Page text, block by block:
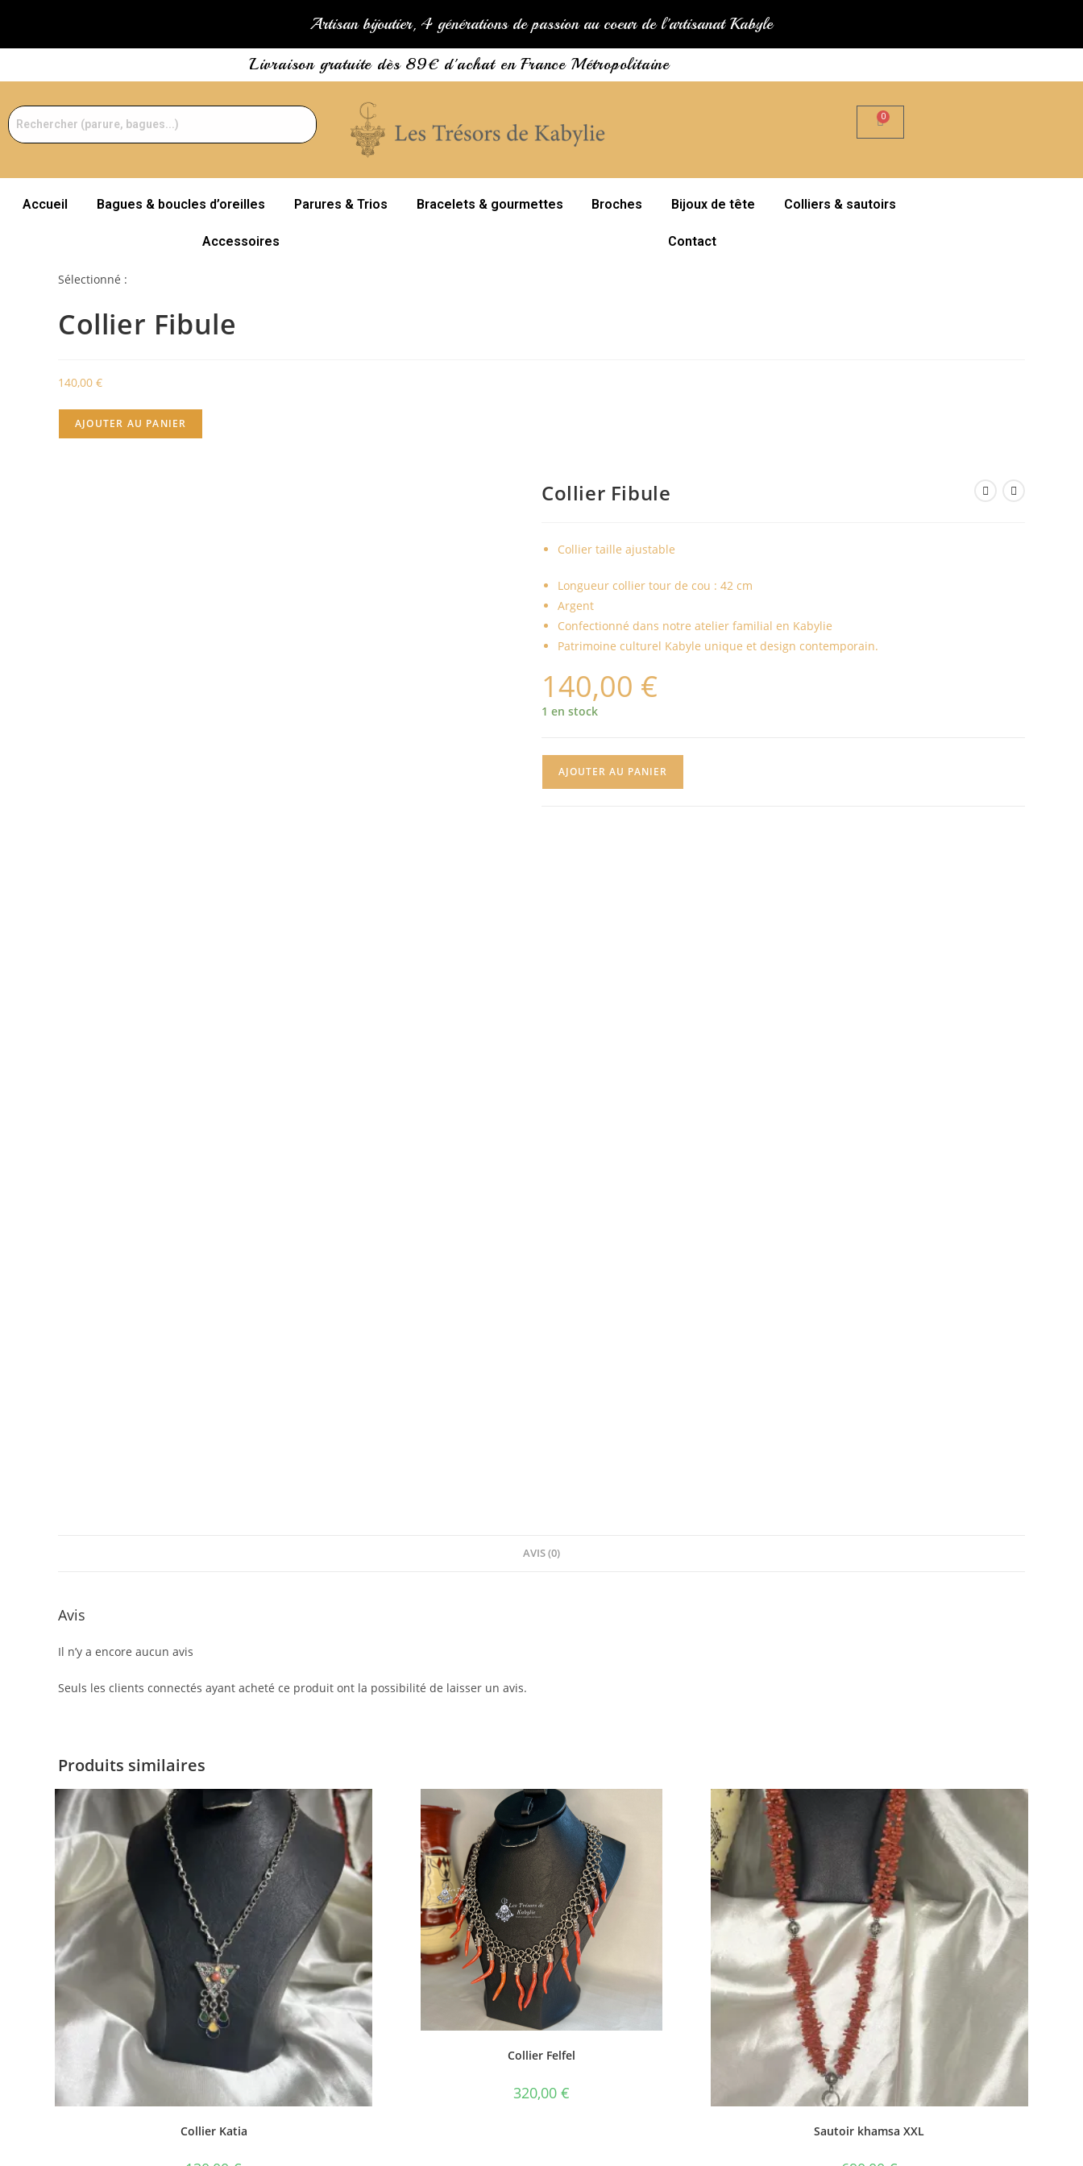
Artisan bijoutier, 4 générations de passion au coeur de l'artisanat Kabyle
Livraison gratuite dès 89€ d'achat en France Métropolitaine
Accueil Bagues & boucles d’oreilles Parures & Trios Bracelets & gourmettes Broches Bijoux de tête Colliers & sautoirs
Accessoires Contact
Sélectionné :
Collier Fibule
140,00 €
AJOUTER AU PANIER
Collier Fibule
Collier taille ajustable
Longueur collier tour de cou : 42 cm
Argent
Confectionné dans notre atelier familial en Kabylie
Patrimoine culturel Kabyle unique et design contemporain.
140,00 €
1 en stock
AJOUTER AU PANIER
AVIS (0)
Avis
Il n’y a encore aucun avis
Seuls les clients connectés ayant acheté ce produit ont la possibilité de laisser un avis.
Produits similaires
Collier Katia
Collier Felfel
320,00 €
Sautoir khamsa XXL